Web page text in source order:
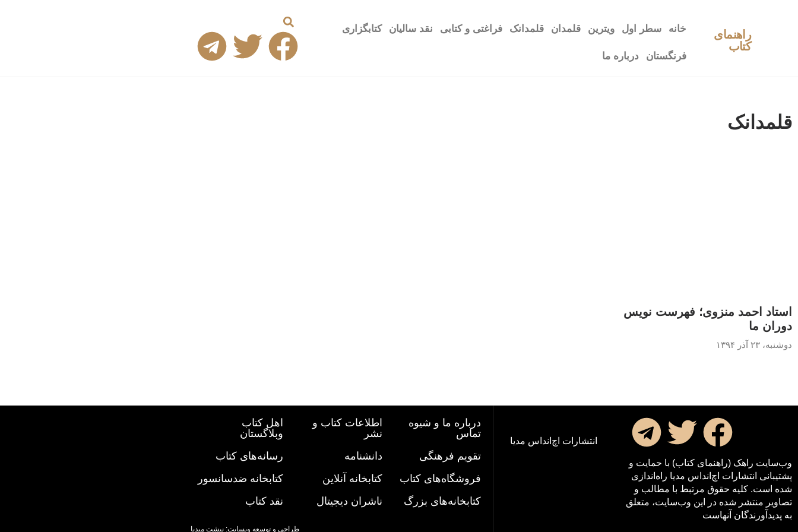
راهنمای
کتاب
خانه سطر اول ویترین قلمدان قلمدانک فراغتی و کتابی نقد سالیان کتابگزاری
فرنگستان درباره ما
قلمدانک
استاد احمد منزوی؛ فهرست نویس
دوران ما
دوشنبه، ۲۳ آذر ۱۳۹۴
وب‌سایت راهک (راهنمای کتاب) با حمایت و
پشتیبانی انتشارات اچ‌اند‌اس مدیا راه‌اندازی
شده است. کلیه حقوق مرتبط با مطالب و
تصاویر منتشر شده در این وب‌سایت، متعلق
به پدیدآورندگان آنهاست
انتشارات اچ‌اند‌اس مدیا
درباره ما و شیوه
تماس
تقویم فرهنگی
فروشگاه‌های کتاب
کتابخانه‌های بزرگ
اطلاعات کتاب و
نشر
دانشنامه
کتابخانه آنلاین
ناشران دیجیتال
اهل کتاب
وبلاگستان
رسانه‌های کتاب
کتابخانه ضدسانسور
نقد کتاب
طراحی و توسعه وبسایت: نبشت میدیا